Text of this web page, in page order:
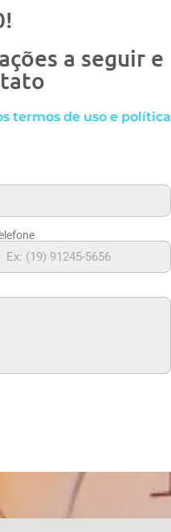
a seguir e
termos de uso e política